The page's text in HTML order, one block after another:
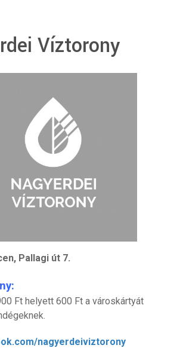
Víztorony
Pallagi út 7.
Ft helyett 600 Ft a városkártyát
nagyerdeiviztorony